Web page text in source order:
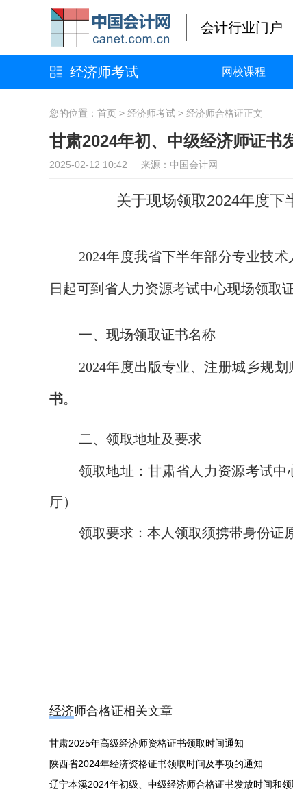
会计行业门户
经济师考试 网校课程
您的位置： 首页 > 经济师考试 > 经济师合格证正文
甘肃2024年初、中级经济师证书
2025-02-12 10:42 来源：中国会计网
关于现场领取2024年度下
2024年度我省下半年部分专业技
日起可到省人力资源考试中心现场领取证
一、现场领取证书名称
2024年度出版专业、注册城乡规划
书。
二、领取地址及要求
领取地址：甘肃省人力资源考试
厅）
领取要求：本人领取须携带身份证
经济师合格证相关文章
甘肃2025年高级经济师资格证书领取时间通知
陕西省2024年经济资格证书领取时间及事项的通知
辽宁本溪2024年初级、中级经济师合格证书发放时间和领